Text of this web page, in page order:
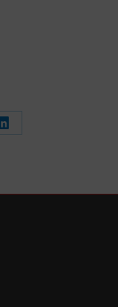
Share